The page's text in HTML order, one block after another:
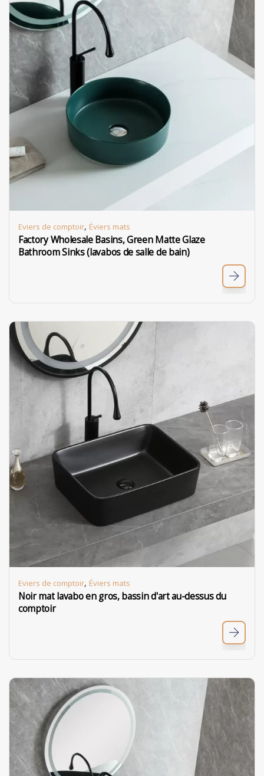
Eviers de comptoir, Éviers mats
Factory Wholesale Basins, Green Matte Glaze
Bathroom Sinks (lavabos de salle de bain)
Eviers de comptoir, Éviers mats
Noir mat lavabo en gros, bassin d'art au-dessus du
comptoir